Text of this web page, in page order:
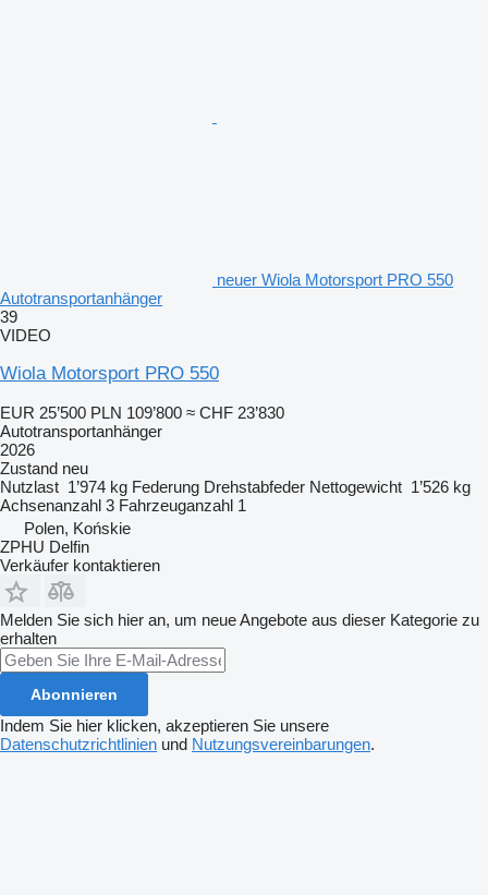
neuer Wiola Motorsport PRO 550
Autotransportanhänger
39
VIDEO
Wiola Motorsport PRO 550
EUR 25’500 PLN 109’800 ≈ CHF 23’830
Autotransportanhänger
2026
Zustand neu
Nutzlast 1’974 kg Federung Drehstabfeder Nettogewicht 1’526 kg
Achsenanzahl 3 Fahrzeuganzahl 1
Polen, Końskie
ZPHU Delfin
Verkäufer kontaktieren
Melden Sie sich hier an, um neue Angebote aus dieser Kategorie zu
erhalten
Abonnieren
Indem Sie hier klicken, akzeptieren Sie unsere
Datenschutzrichtlinien und Nutzungsvereinbarungen.